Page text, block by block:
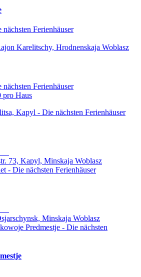
Karelitschy, Hrodnenskaja Woblasz
pro Haus
73, Kapyl, Minskaja Woblasz
Minskaja Woblasz